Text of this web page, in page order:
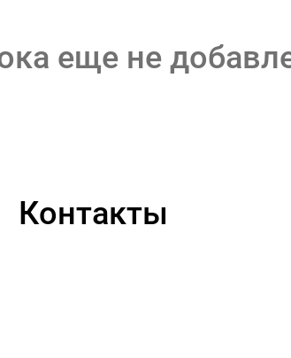
еще не
Контакты